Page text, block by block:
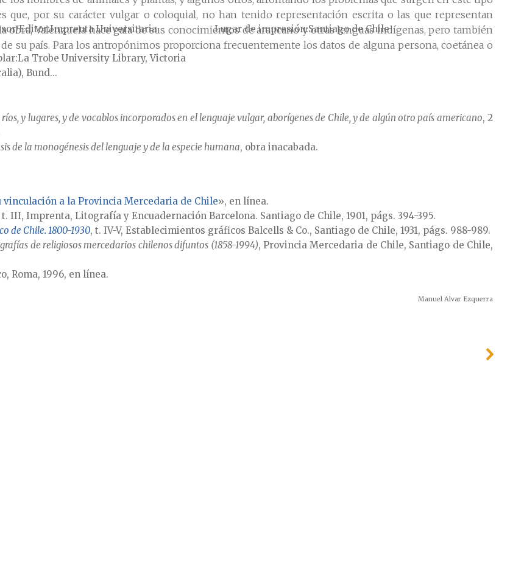
que, por su carácter vulgar o coloquial, no han tenido representación escrita o las que representan
Valenzuela hace gala de sus conocimientos de araucano y otras lenguas indígenas, pero también
su país. Para los antropónimos proporciona frecuentemente los datos de alguna persona, coetánea o
y lugares, y de vocablos incorporados en el lenguaje vulgar, aborígenes de Chile, y de algún otro país americano, 2
de la monogénesis del lenguaje y de la especie humana, obra inacabada.
a la Provincia Mercedaria de Chile», en línea.
t. III, Imprenta, Litografía y Encuadernación Barcelona. Santiago de Chile, 1901, págs. 394-395.
de Chile. 1800-1930, t. IV-V, Establecimientos gráficos Balcells & Co., Santiago de Chile, 1931, págs. 988-989.
de religiosos mercedarios chilenos difuntos (1858-1994), Provincia Mercedaria de Chile, Santiago de Chile,
Roma, 1996, en línea.
Manuel Alvar Ezquerra
Editor Imprenta Universitaria Lugar de impresión Santiago de Chile
La Trobe University Library, Victoria
Bund...